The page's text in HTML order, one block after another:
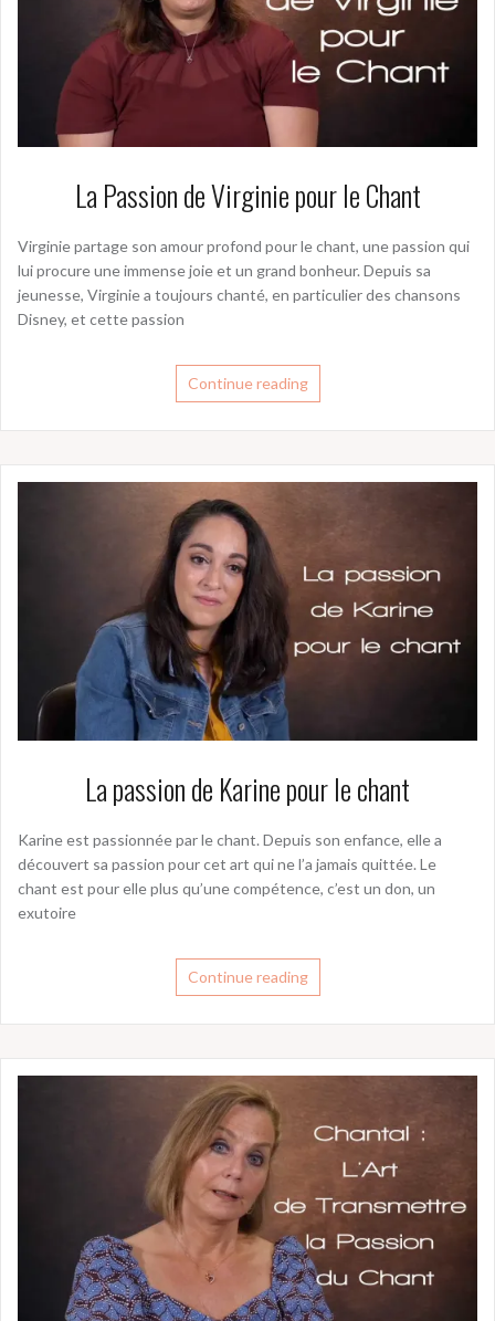
La Passion de Virginie pour le Chant
Virginie partage son amour profond pour le chant, une passion qui
lui procure une immense joie et un grand bonheur. Depuis sa
jeunesse, Virginie a toujours chanté, en particulier des chansons
Disney, et cette passion
Continue reading
La passion de Karine pour le chant
Karine est passionnée par le chant. Depuis son enfance, elle a
découvert sa passion pour cet art qui ne l’a jamais quittée. Le
chant est pour elle plus qu’une compétence, c’est un don, un
exutoire
Continue reading